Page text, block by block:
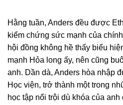
Hằng tuần, Anders đều được
kiểm chứng sức mạnh của
hội đồng không hề thấy biểu
mạnh Hỏa long ấy, nên cũng
anh. Dần dà, Anders hòa nhập
Học viện, trở thành một trong
học tập nổi trội dù khóa của